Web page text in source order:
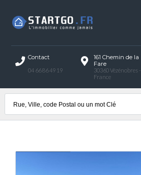
Contact
04 66 86 49 19
161 Chemin de la
Fare
30360 Vézénobres -
France